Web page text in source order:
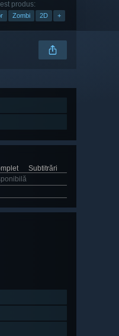
produs:
Zombi 2D +
Subtitrări